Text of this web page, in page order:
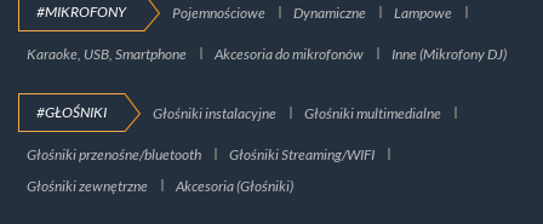
#MIKROFONY Pojemnościowe Dynamiczne Lampowe
Karaoke, USB, Smartphone Akcesoria do mikrofonów Inne (Mikrofony DJ)
#GŁOŚNIKI Głośniki instalacyjne Głośniki multimedialne
Głośniki przenośne/bluetooth
Głośniki Streaming/WIFI
Głośniki zewnętrzne
Akcesoria (Głośniki)